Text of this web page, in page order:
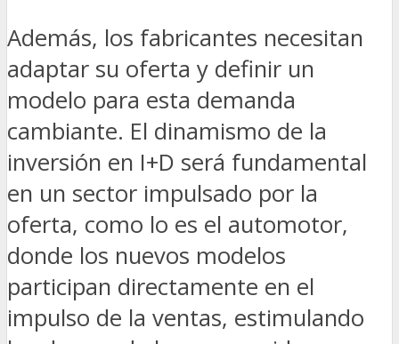
Además, los fabricantes necesitan
adaptar su oferta y definir un
modelo para esta demanda
cambiante. El dinamismo de la
inversión en I+D será fundamental
en un sector impulsado por la
oferta, como lo es el automotor,
donde los nuevos modelos
participan directamente en el
impulso de la ventas, estimulando